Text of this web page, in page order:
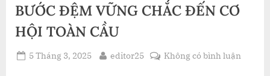
BƯỚC ĐỆM VỮNG CHẮC ĐẾN CƠ
HỘI TOÀN CẦU
Posted
5 Tháng 3, 2025 By
editor25 Không có bình luậnở